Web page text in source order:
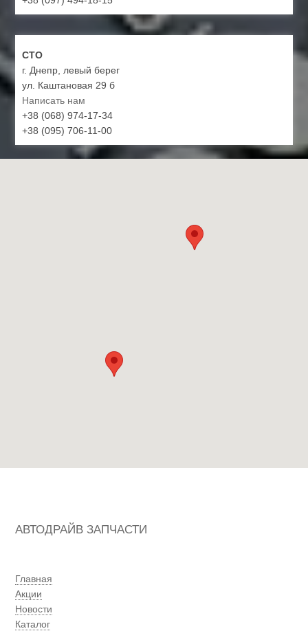
СТО
г. Днепр, левый берег
ул. Каштановая 29 б
Написать нам
+38 (068) 974-17-34
+38 (095) 706-11-00
АВТОДРАЙВ ЗАПЧАСТИ
Главная
Акции
Новости
Каталог